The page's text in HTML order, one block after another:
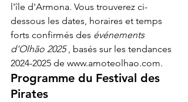
l'île d'Armona. Vous trouverez ci-
dessous les dates, horaires et temps
forts confirmés des événements
d'Olhão 2025 , basés sur les tendances
2024-2025 de www.amoteolhao.com.
Programme du Festival des
Pirates